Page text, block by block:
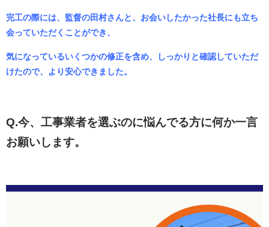
完工の際には、監督の田村さんと、お会いしたかった社長にも立ち
会っていただくことができ、
気になっているいくつかの修正を含め、しっかりと確認していただ
けたので、より安心できました。
Q.今、工事業者を選ぶのに悩んでる方に何か一言
お願いします。